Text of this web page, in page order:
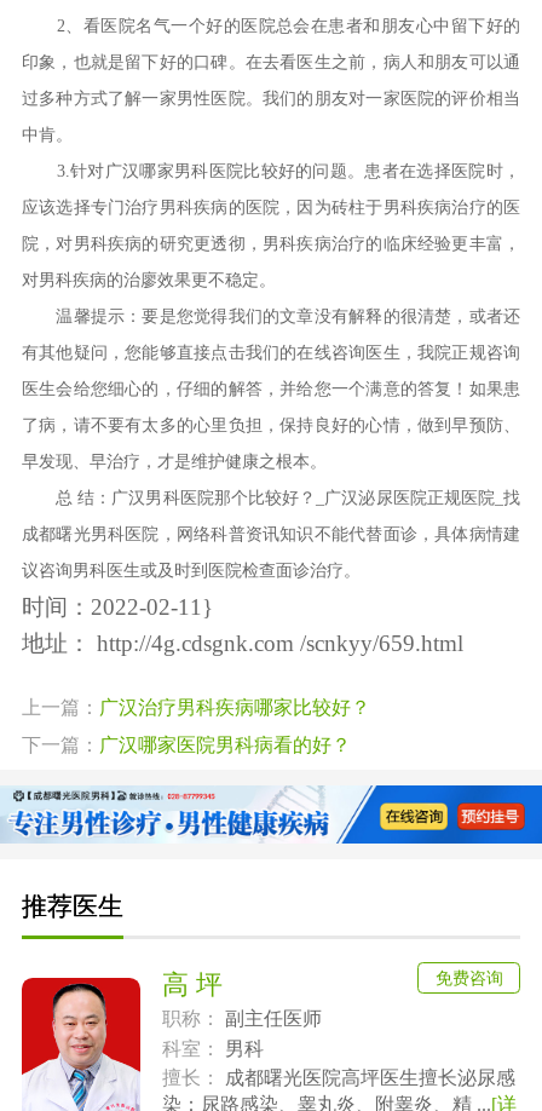
2、看医院名气一个好的医院总会在患者和朋友心中留下好的
印象，也就是留下好的口碑。在去看医生之前，病人和朋友可以通
过多种方式了解一家男性医院。我们的朋友对一家医院的评价相当
中肯。
3.针对广汉哪家男科医院比较好的问题。患者在选择医院时，
应该选择专门治疗男科疾病的医院，因为砖柱于男科疾病治疗的医
院，对男科疾病的研究更透彻，男科疾病治疗的临床经验更丰富，
对男科疾病的治廖效果更不稳定。
温馨提示：要是您觉得我们的文章没有解释的很清楚，或者还
有其他疑问，您能够直接点击我们的在线咨询医生，我院正规咨询
医生会给您细心的，仔细的解答，并给您一个满意的答复！如果患
了病，请不要有太多的心里负担，保持良好的心情，做到早预防、
早发现、早治疗，才是维护健康之根本。
总 结：广汉男科医院那个比较好？_广汉泌尿医院正规医院_找
成都曙光男科医院，网络科普资讯知识不能代替面诊，具体病情建
议咨询男科医生或及时到医院检查面诊治疗。
时间：2022-02-11}
地址：
http://4g.cdsgnk.com /scnkyy/659.html
上一篇： 广汉治疗男科疾病哪家比较好？
下一篇： 广汉哪家医院男科病看的好？
推荐医生
高 坪
职称：
副主任医师
科室：
男科
擅长：
成都曙光医院高坪医生擅长泌尿感
染：尿路感染、睾丸炎、附睾炎、精 ...[详
免费咨询